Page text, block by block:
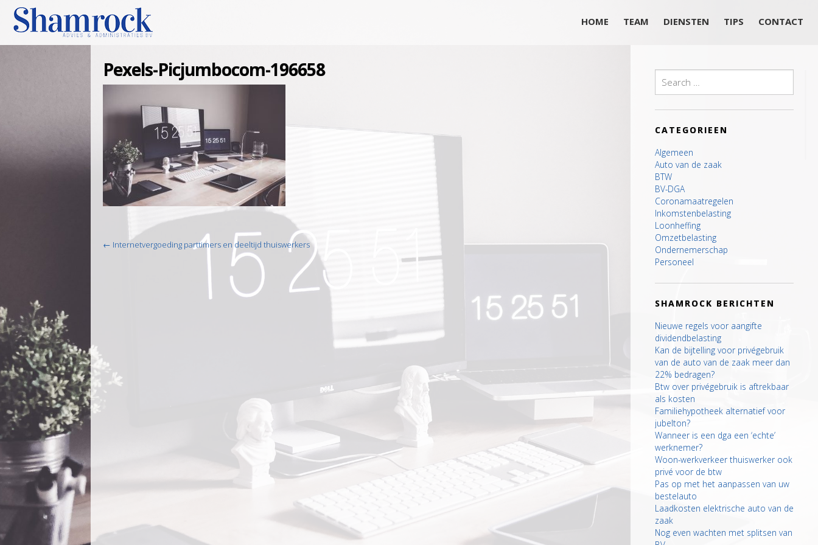
HOME TEAM DIENSTEN TIPS CONTACT
for:
CATEGORIEEN
Algemeen
Auto van de zaak
BTW
BV-DGA
Coronamaatregelen
Inkomstenbelasting
Loonheffing
Omzetbelasting
Ondernemerschap
Personeel
SHAMROCK BERICHTEN
Nieuwe regels voor aangifte
dividendbelasting
Kan de bijtelling voor privégebruik
van de auto van de zaak meer dan
22% bedragen?
Btw over privégebruik is aftrekbaar
als kosten
Familiehypotheek alternatief voor
jubelton?
Wanneer is een dga een ‘echte’
werknemer?
Woon-werkverkeer thuiswerker ook
privé voor de btw
Pas op met het aanpassen van uw
bestelauto
Laadkosten elektrische auto van de
zaak
Nog even wachten met splitsen van
Pexels-Picjumbocom-196658
Post
navigation
← Internetvergoeding parttimers en deeltijd thuiswerkers